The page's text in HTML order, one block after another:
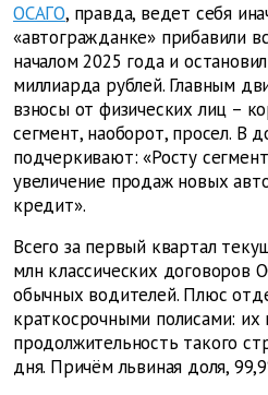
ОСАГО, правда, ведет себя
«автогражданке» прибавили
началом 2025 года и
миллиарда рублей. Главным
взносы от физических лиц –
сегмент, наоборот, просел. В
подчеркивают: «Росту
увеличение продаж новых
кредит».
Всего за первый квартал
млн классических договоров
обычных водителей. Плюс
краткосрочными полисами:
продолжительность такого
дня. Причём львиная доля,